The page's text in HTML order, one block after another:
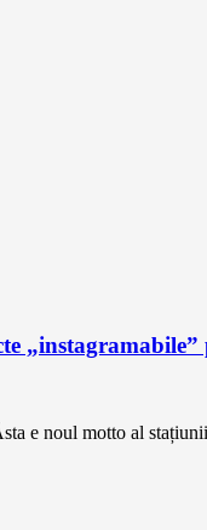
e noul motto al